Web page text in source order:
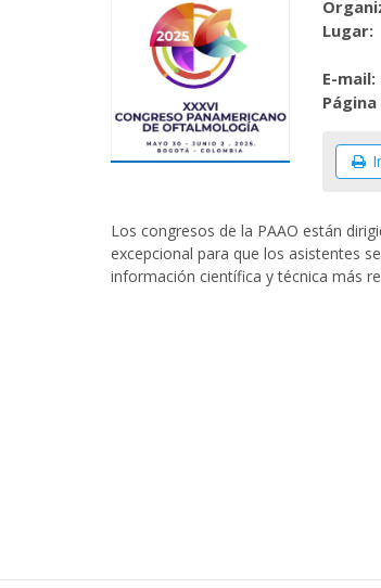
Lugar:
E-mail:
Página
Los congresos de la PAAO están
excepcional para que los asistentes
información científica y técnica más